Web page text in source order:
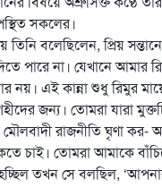
সকলের।
তিনি বলেছিলেন, প্রিয়
পারে না। যেখানে আমার
নয়। এই কান্না শুধু রিমুর
জন্য। তোমরা যারা
মৌলবাদী রাজনীতি ঘৃণা
চাই। তোমরা আমাকে
তখন সে বলছিল,